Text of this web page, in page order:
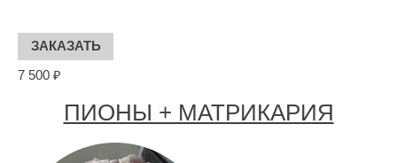
7 500 ₽
ПИОНЫ + МАТРИКАРИЯ